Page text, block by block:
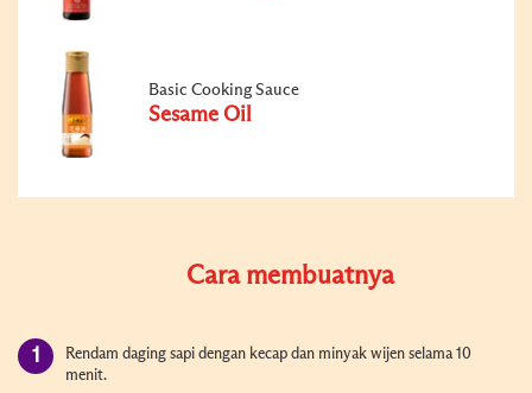
Basic Cooking Sauce
Sesame Oil
Cara membuatnya
Rendam daging sapi dengan kecap dan minyak wijen selama 10
menit.